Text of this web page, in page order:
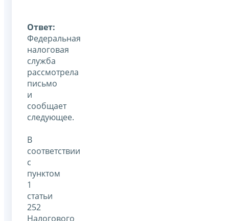
Ответ:
Федеральная
налоговая
служба
рассмотрела
письмо
и
сообщает
следующее.
В
соответствии
с
пунктом
1
статьи
252
Налогового